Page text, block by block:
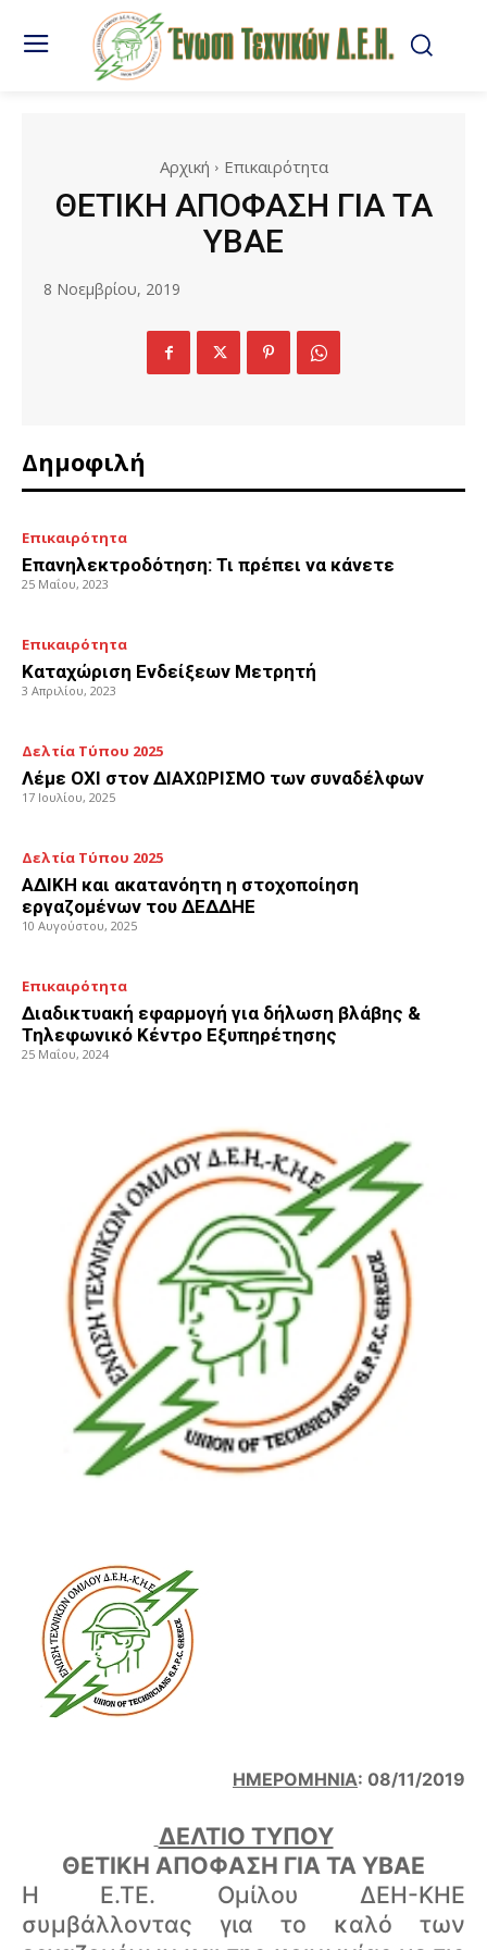
Αρχική Επικαιρότητα
ΘΕΤΙΚΗ ΑΠΟΦΑΣΗ ΓΙΑ ΤΑ
ΥΒΑΕ
8 Νοεμβρίου, 2019
Δημοφιλή
Επικαιρότητα
Επανηλεκτροδότηση: Τι πρέπει να κάνετε
25 Μαΐου, 2023
Επικαιρότητα
Καταχώριση Ενδείξεων Μετρητή
3 Απριλίου, 2023
Δελτία Τύπου 2025
Λέμε ΟΧΙ στον ΔΙΑΧΩΡΙΣΜΟ των συναδέλφων
17 Ιουλίου, 2025
Δελτία Τύπου 2025
ΑΔΙΚΗ και ακατανόητη η στοχοποίηση
εργαζομένων του ΔΕΔΔΗΕ
10 Αυγούστου, 2025
Επικαιρότητα
Διαδικτυακή εφαρμογή για δήλωση βλάβης &
Τηλεφωνικό Κέντρο Εξυπηρέτησης
25 Μαΐου, 2024
ΗΜΕΡΟΜΗΝΙΑ: 08/11/2019
ΔΕΛΤΙΟ ΤΥΠΟΥ
ΘΕΤΙΚΗ ΑΠΟΦΑΣΗ ΓΙΑ ΤΑ ΥΒΑΕ
Η Ε.ΤΕ. Ομίλου ΔΕΗ-ΚΗΕ
συμβάλλοντας για το καλό των